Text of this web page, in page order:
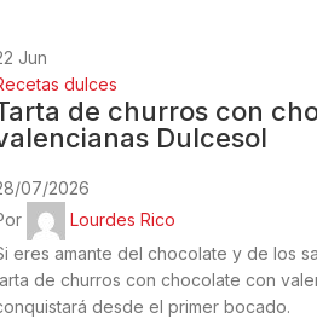
Jun
dulces
de churros con
Dulcesol
07/2026
Lourdes Rico
eres amante del chocolate y de los
de churros con chocolate con
desde el primer bocado.